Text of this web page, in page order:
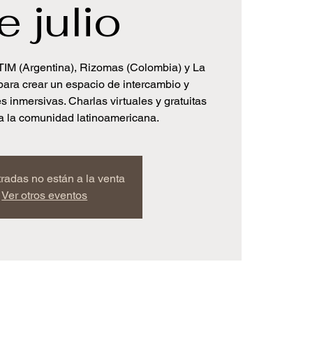
julio
(Argentina), Rizomas (Colombia) y La
crear un espacio de intercambio y
inmersivas. Charlas virtuales y gratuitas
la comunidad latinoamericana.
no están a la venta
Ver otros eventos